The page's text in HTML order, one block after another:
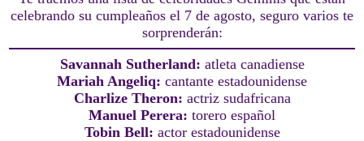
celebrando su cumpleaños el 7 de agosto, seguro varios te
sorprenderán:
Savannah Sutherland: atleta canadiense
Mariah Angeliq: cantante estadounidense
Charlize Theron: actriz sudafricana
Manuel Perera: torero español
Tobin Bell: actor estadounidense